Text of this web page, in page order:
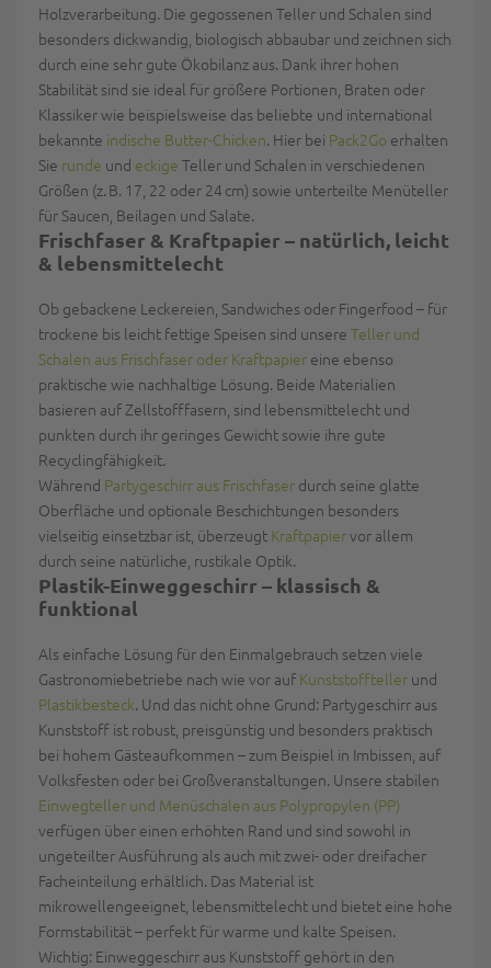
Holzverarbeitung. Die gegossenen Teller und Schalen sind
besonders dickwandig, biologisch abbaubar und zeichnen sich
durch eine sehr gute Ökobilanz aus. Dank ihrer hohen
Stabilität sind sie ideal für größere Portionen, Braten oder
Klassiker wie beispielsweise das beliebte und international
bekannte indische Butter-Chicken. Hier bei Pack2Go erhalten
Sie runde und eckige Teller und Schalen in verschiedenen
Größen (z. B. 17, 22 oder 24 cm) sowie unterteilte Menüteller
für Saucen, Beilagen und Salate.
Frischfaser & Kraftpapier – natürlich, leicht
& lebensmittelecht
Ob gebackene Leckereien, Sandwiches oder Fingerfood – für
trockene bis leicht fettige Speisen sind unsere Teller und
Schalen aus Frischfaser oder Kraftpapier eine ebenso
praktische wie nachhaltige Lösung. Beide Materialien
basieren auf Zellstofffasern, sind lebensmittelecht und
punkten durch ihr geringes Gewicht sowie ihre gute
Recyclingfähigkeit.
Während Partygeschirr aus Frischfaser durch seine glatte
Oberfläche und optionale Beschichtungen besonders
vielseitig einsetzbar ist, überzeugt Kraftpapiervor allem
durch seine natürliche, rustikale Optik.
Plastik-Einweggeschirr – klassisch &
funktional
Als einfache Lösung für den Einmalgebrauch setzen viele
Gastronomiebetriebe nach wie vor auf Kunststoffteller und
Plastikbesteck. Und das nicht ohne Grund: Partygeschirr aus
Kunststoff ist robust, preisgünstig und besonders praktisch
bei hohem Gästeaufkommen – zum Beispiel in Imbissen, auf
Volksfesten oder bei Großveranstaltungen. Unsere stabilen
Einwegteller und Menüschalen aus Polypropylen (PP)
verfügen über einen erhöhten Rand und sind sowohl in
ungeteilter Ausführung als auch mit zwei- oder dreifacher
Facheinteilung erhältlich. Das Material ist
mikrowellengeeignet, lebensmittelecht und bietet eine hohe
Formstabilität– perfekt für warme und kalte Speisen.
Wichtig: Einweggeschirr aus Kunststoff gehört in den